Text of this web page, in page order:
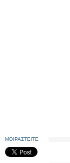
ΜΟΙΡΑΣΤΕΙΤΕ